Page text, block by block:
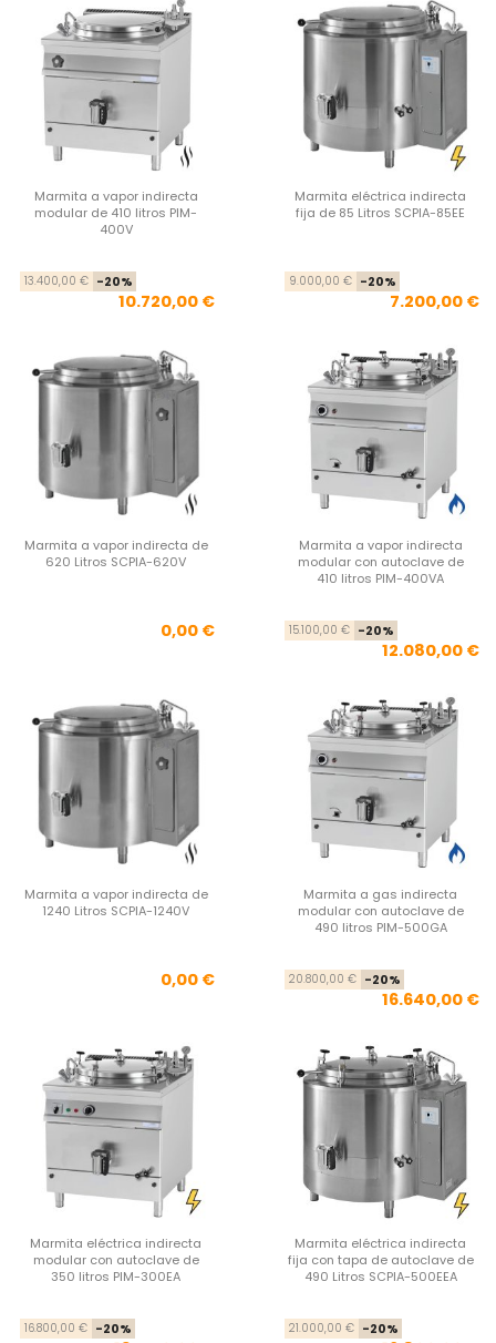
Marmita a vapor indirecta
modular de 410 litros PIM-
400V
Precio base
13.400,00 € -20%
10.720,00 €
Marmita eléctrica indirecta
fija de 85 Litros SCPIA-85EE
9.000,00 € -20%
7.200,00 €
Marmita a vapor indirecta de
620 Litros SCPIA-620V
Precio
0,00 €
Marmita a vapor indirecta
modular con autoclave de
410 litros PIM-400VA
15.100,00 € -20%
12.080,00 €
Marmita a vapor indirecta de
1240 Litros SCPIA-1240V
Precio
0,00 €
Marmita a gas indirecta
modular con autoclave de
490 litros PIM-500GA
20.800,00 € -20%
16.640,00 €
Marmita eléctrica indirecta
modular con autoclave de
350 litros PIM-300EA
Precio base
16.800,00 € -20%
Marmita eléctrica indirecta
fija con tapa de autoclave de
490 Litros SCPIA-500EEA
21.000,00 € -20%